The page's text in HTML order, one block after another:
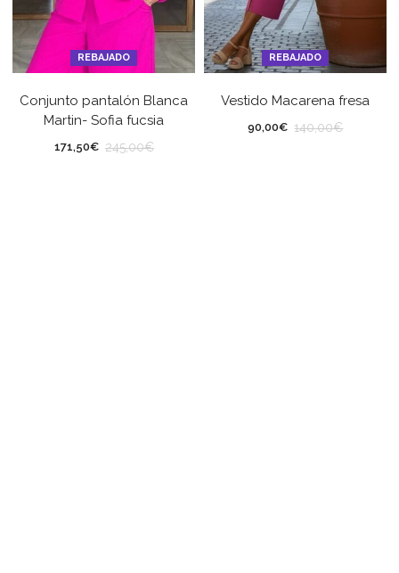
REBAJADO
Conjunto pantalón Blanca
Martin- Sofia fucsia
171,50€ 245,00€
REBAJADO
Vestido Macarena fresa
90,00€ 140,00€